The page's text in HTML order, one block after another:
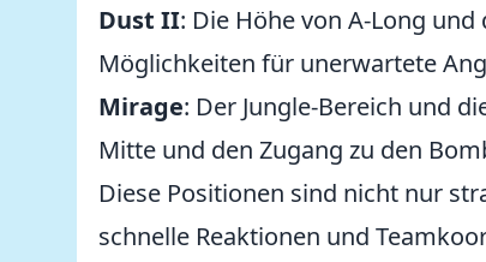
Dust II: Die Höhe von A-Long
Möglichkeiten für unerwartete
Mirage: Der Jungle-Bereich und
Mitte und den Zugang zu den
Diese Positionen sind nicht nur
schnelle Reaktionen und